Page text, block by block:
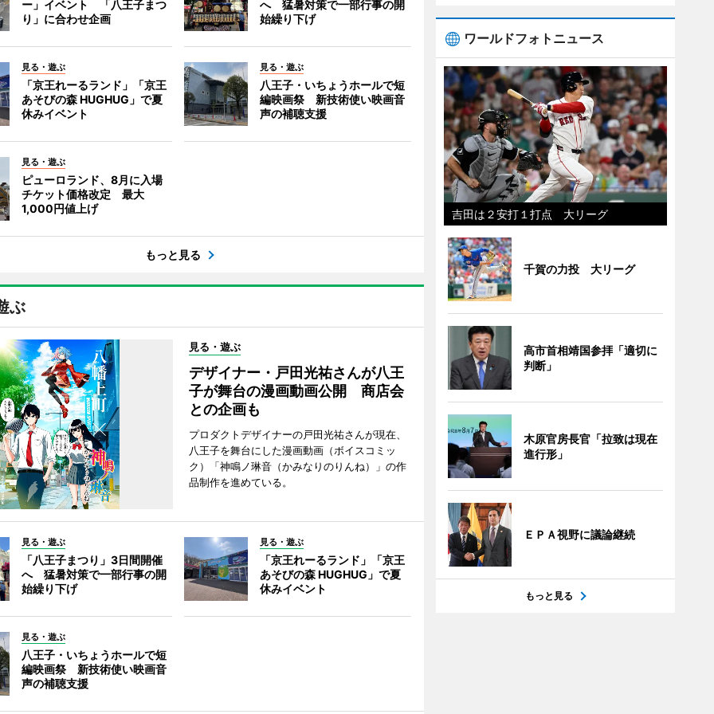
ー」イベント 「八王子まつ
り」に合わせ企画
へ 猛暑対策で一部行事の開
始繰り下げ
見る・遊ぶ
「京王れーるランド」「京王
あそびの森 HUGHUG」で夏
休みイベント
見る・遊ぶ
八王子・いちょうホールで短
編映画祭 新技術使い映画音
声の補聴支援
見る・遊ぶ
ピューロランド、8月に入場
チケット価格改定 最大
1,000円値上げ
もっと見る
ぶ
見る・遊ぶ
デザイナー・戸田光祐さんが八王
子が舞台の漫画動画公開 商店会
との企画も
プロダクトデザイナーの戸田光祐さんが現在、
八王子を舞台にした漫画動画（ボイスコミッ
ク）「神鳴ノ琳音（かみなりのりんね）」の作
品制作を進めている。
見る・遊ぶ
「八王子まつり」3日間開催
へ 猛暑対策で一部行事の開
始繰り下げ
見る・遊ぶ
「京王れーるランド」「京王
あそびの森 HUGHUG」で夏
休みイベント
見る・遊ぶ
八王子・いちょうホールで短
編映画祭 新技術使い映画音
声の補聴支援
ワールドフォトニュース
吉田は２安打１打点 大リーグ
千賀の力投 大リーグ
高市首相靖国参拝「適切に
判断」
木原官房長官「拉致は現在
進行形」
ＥＰＡ視野に議論継続
もっと見る